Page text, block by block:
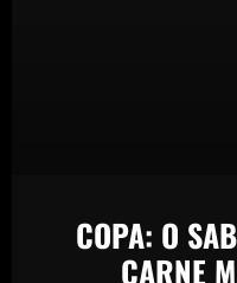
COPA: O
CARNE